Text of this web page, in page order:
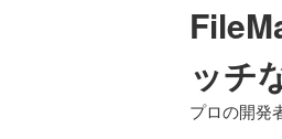
ッチ
プロの開発